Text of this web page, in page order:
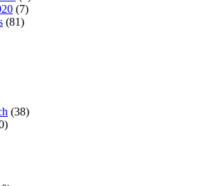
(7)
(81)
(38)